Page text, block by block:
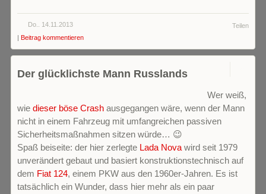
Teilen
Do.. 14.11.2013
| Beitrag kommentieren
Der glücklichste Mann Russlands
Wer weiß,
wie dieser böse Crash ausgegangen wäre, wenn der Mann
nicht in einem Fahrzeug mit umfangreichen passiven
Sicherheitsmaßnahmen sitzen würde… 😉
Spaß beiseite: der hier zerlegte Lada Nova wird seit 1979
unverändert gebaut und basiert konstruktionstechnisch auf
dem Fiat 124, einem PKW aus den 1960er-Jahren. Es ist
tatsächlich ein Wunder, dass hier mehr als ein paar